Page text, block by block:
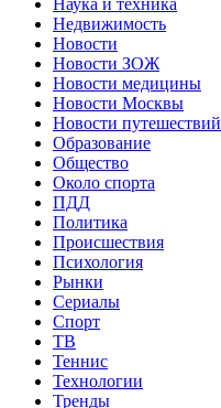
Недвижимость
Новости
Новости ЗОЖ
Новости медицины
Новости Москвы
Новости путешествий
Образование
Общество
Около спорта
ПДД
Политика
Происшествия
Психология
Рынки
Сериалы
Спорт
ТВ
Теннис
Технологии
Тренды